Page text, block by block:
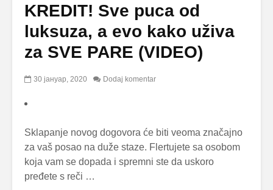
KREDIT! Sve puca od
luksuza, a evo kako uživa
za SVE PARE (VIDEO)
30 јануар, 2020 Dodaj komentar
Sklapanje novog dogovora će biti veoma značajno
za vaš posao na duže staze. Flertujete sa osobom
koja vam se dopada i spremni ste da uskoro
pređete s reči …